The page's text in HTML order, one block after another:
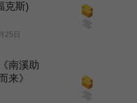
克斯)
25日
南溪助
来》